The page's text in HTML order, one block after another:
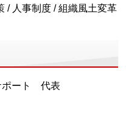
/ 人事制度 / 組織風土変革
ポート 代表